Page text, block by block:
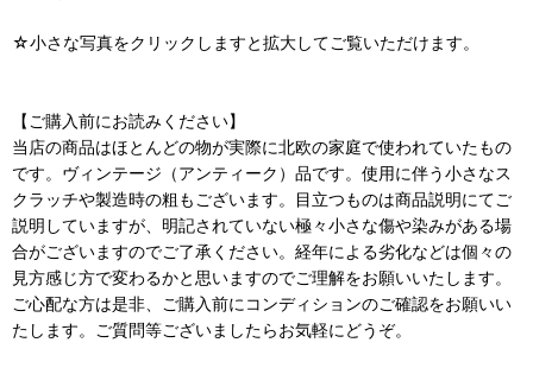
☆小さな写真をクリックしますと拡大してご覧いただけます。
【ご購入前にお読みください】
当店の商品はほとんどの物が実際に北欧の家庭で使われていたもの
です。ヴィンテージ（アンティーク）品です。使用に伴う小さなス
クラッチや製造時の粗もございます。目立つものは商品説明にてご
説明していますが、明記されていない極々小さな傷や染みがある場
合がございますのでご了承ください。経年による劣化などは個々の
見方感じ方で変わるかと思いますのでご理解をお願いいたします。
ご心配な方は是非、ご購入前にコンディションのご確認をお願いい
たします。ご質問等ございましたらお気軽にどうぞ。